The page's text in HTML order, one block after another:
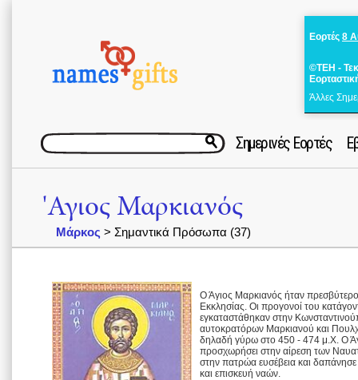
Εορτές 8
©ΤΕΗ -
Άλλες
Σημερινές Εορτές
'Αγιος Μαρκιανός
Μάρκος > Σημαντικά Πρόσωπα (37)
Ο Άγιος Μαρκιανός ήταν
Εκκλησίας. Οι προγονοί του
εγκαταστάθηκαν στην
αυτοκρατόρων Μαρκιανού και
δηλαδή γύρω στο 450 - 474 μ.Χ. Ο
προσχωρήσει στην αίρεση των
στην πατρώα ευσέβεια και
και επισκευή ναών.